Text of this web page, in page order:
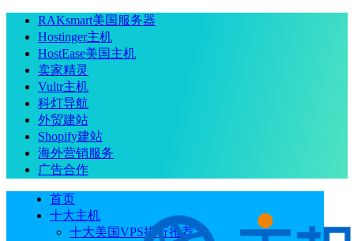
RAKsmart美国服务器
Hostinger主机
HostEase美国主机
卖家精灵
Vultr主机
科灯导航
外贸建站
Shopify建站
海外营销服务
广告合作
首页
十大主机
十大美国VPS排行推荐